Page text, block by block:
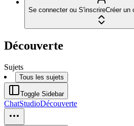
Se connecter ou S'inscrireCréer un
Découverte
Sujets
Tous les sujets
Toggle Sidebar
ChatStudioDécouverte